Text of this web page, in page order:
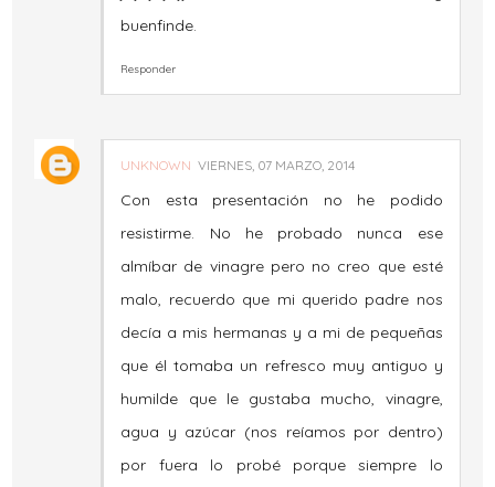
buenfinde.
Responder
UNKNOWN VIERNES, 07 MARZO, 2014
Con esta presentación no he podido
resistirme. No he probado nunca ese
almíbar de vinagre pero no creo que esté
malo, recuerdo que mi querido padre nos
decía a mis hermanas y a mi de pequeñas
que él tomaba un refresco muy antiguo y
humilde que le gustaba mucho, vinagre,
agua y azúcar (nos reíamos por dentro)
por fuera lo probé porque siempre lo